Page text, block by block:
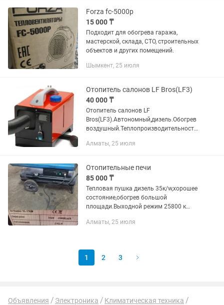
Forza fc-5000p
15 000 ₸
Подходит для обогрева гаража,
мастерской, склада, СТО, строительных
объектов и других помещений.
Шымкент, 25 июля
Отопитель салонов LF Bros(LF3)
40 000 ₸
Отопитель салонов LF
Bros(LF3).Aвтономный,дизель.Обогрев
воздушный.Теплопроизводительность
гофра,мет.диффузор
Алматы, 25 июля
Отопительные печи
85 000 ₸
Тепловая пушка дизель 35к/w,хорошее
состояние,обогрев большой
площади.Выходной режим 25800 к
Алматы, 25 июля
1 2 3
Объявления Электроника
Климатическая техника